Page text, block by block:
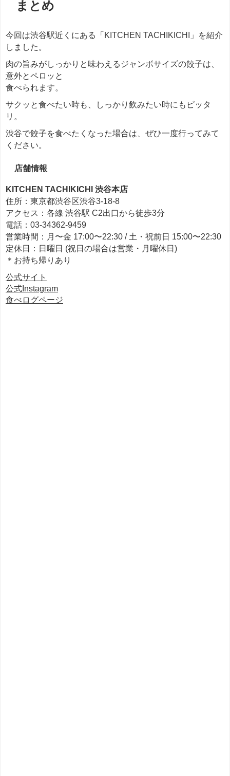
まとめ
今回は渋谷駅近くにある「KITCHEN TACHIKICHI」を紹介
しました。
肉の旨みがしっかりと味わえるジャンボサイズの餃子は、
意外とペロッと
食べられます。
サクッと食べたい時も、しっかり飲みたい時にもピッタ
リ。
渋谷で餃子を食べたくなった場合は、ぜひ一度行ってみて
ください。
店舗情報
KITCHEN TACHIKICHI 渋谷本店
住所：東京都渋谷区渋谷3-18-8
アクセス：各線 渋谷駅 C2出口から徒歩3分
電話：03-34362-9459
営業時間：月〜金 17:00〜22:30 / 土・祝前日 15:00〜22:30
定休日：日曜日 (祝日の場合は営業・月曜休日)
＊お持ち帰りあり
公式サイト
公式Instagram
食べログページ